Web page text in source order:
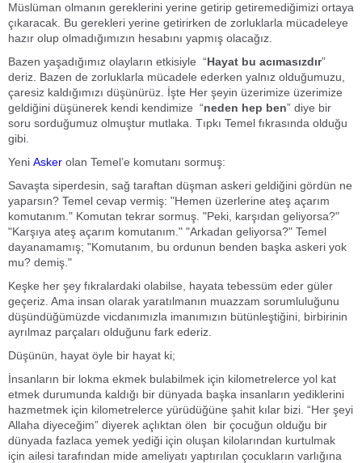
Müslüman olmanın gereklerini yerine getirip getiremediğimizi ortaya
çıkaracak. Bu gerekleri yerine getirirken de zorluklarla mücadeleye
hazır olup olmadığımızın hesabını yapmış olacağız.
Bazen yaşadığımız olayların etkisiyle “Hayat bu acımasızdır”
deriz. Bazen de zorluklarla mücadele ederken yalnız olduğumuzu,
çaresiz kaldığımızı düşünürüz. İşte Her şeyin üzerimize üzerimize
geldiğini düşünerek kendi kendimize “neden hep ben” diye bir
soru sorduğumuz olmuştur mutlaka. Tıpkı Temel fıkrasında olduğu
gibi.
Yeni Asker olan Temel’e komutanı sormuş:
Savaşta siperdesin, sağ taraftan düşman askeri geldiğini gördün ne
yaparsın? Temel cevap vermiş: "Hemen üzerlerine ateş açarım
komutanım." Komutan tekrar sormuş. "Peki, karşıdan geliyorsa?"
"Karşıya ateş açarım komutanım." "Arkadan geliyorsa?" Temel
dayanamamış; "Komutanım, bu ordunun benden başka askeri yok
mu? demiş."
Keşke her şey fıkralardaki olabilse, hayata tebessüm eder güler
geçeriz. Ama insan olarak yaratılmanın muazzam sorumluluğunu
düşündüğümüzde vicdanımızla imanımızın bütünleştiğini, birbirinin
ayrılmaz parçaları olduğunu fark ederiz.
Düşünün, hayat öyle bir hayat ki;
İnsanların bir lokma ekmek bulabilmek için kilometrelerce yol kat
etmek durumunda kaldığı bir dünyada başka insanların yediklerini
hazmetmek için kilometrelerce yürüdüğüne şahit kılar bizi. “Her şeyi
Allaha diyeceğim” diyerek açlıktan ölen bir çocuğun olduğu bir
dünyada fazlaca yemek yediği için oluşan kilolarından kurtulmak
için ailesi tarafından mide ameliyatı yaptırılan çocukların varlığına